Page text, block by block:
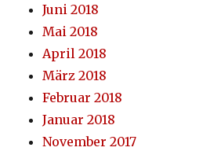
Juni 2018
Mai 2018
April 2018
März 2018
Februar 2018
Januar 2018
November 2017